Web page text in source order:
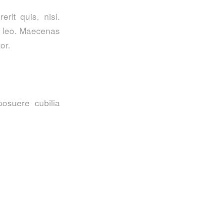
quis, nisi.
Maecenas
cubilia